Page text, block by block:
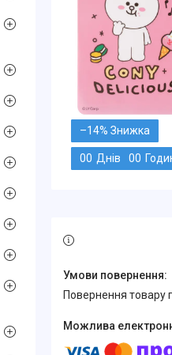
–14%
00 Днів 00
повернення товару